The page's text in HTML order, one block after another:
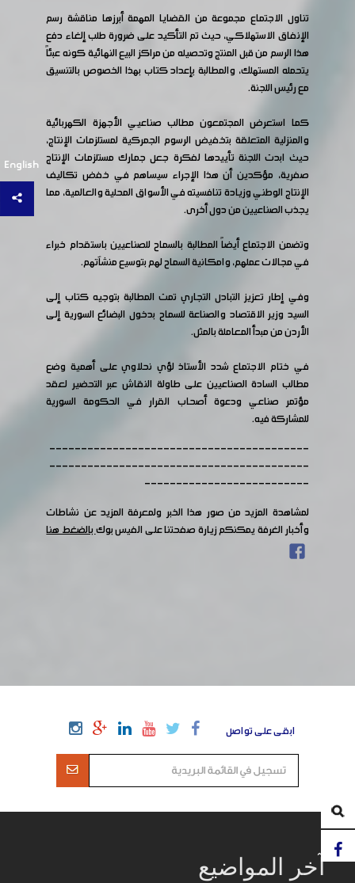
English
تناول الاجتماع مجموعة من القضايا المهمة أبرزها مناقشة رسم
الإنفاق الاستهلاكي، حيث تم التأكيد على ضرورة طلب إلغاء دفع
هذا الرسم من قبل المنتج وتحصيله من مراكز البيع النهائية كونه عبئاً
يتحمله المستهلك، والمطالبة بإعداد كتاب بهذا الخصوص بالتنسيق
مع رئيس اللجنة.
كما استعرض المجتمعون مطالب صناعيي الأجهزة الكهربائية
والمنزلية المتعلقة بتخفيض الرسوم الجمركية لمستلزمات الإنتاج،
حيث ابدت اللجنة تأييدها لفكرة جعل جمارك مستلزمات الإنتاج
صفرية، مؤكدين أن هذا الإجراء سيساهم في خفض تكاليف
الإنتاج الوطني وزيادة تنافسيته في الأسواق المحلية والعالمية، مما
يجذب الصناعيين من دول أخرى.
وتضمن الاجتماع أيضاً المطالبة بالسماح للصناعيين باستقدام خبراء
في مجالات عملهم، وامكانية السماح لهم بتوسيع منشآتهم.
وفي إطار تعزيز التبادل التجاري تمت المطالبة بتوجيه كتاب إلى
السيد وزير الاقتصاد والصناعة للسماح بدخول البضائع السورية إلى
الأردن من مبدأ المعاملة بالمثل.
في ختام الاجتماع شدد الأستاذ لؤي نحلاوي على أهمية وضع
مطالب السادة الصناعيين على طاولة النقاش عبر التحضير لعقد
مؤتمر صناعي ودعوة أصحاب القرار في الحكومة السورية
للمشاركة فيه.
-----------------------------------------
-----------------------------------------
--------------------------
لمشاهدة المزيد من صور هذا الخبر ولمعرفة المزيد عن نشاطات
وأخبار الغرفة يمكنكم زيارة صفحتنا على الفيس بوكبالضغط هنا
ابقى على تواصل
آخر المواضيع